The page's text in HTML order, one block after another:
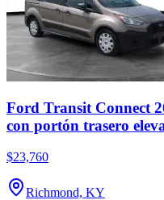
Ford Transit Connect
con portón trasero
$23,760
Richmond, KY